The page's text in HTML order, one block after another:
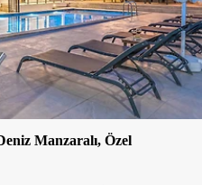
Manzaralı, Özel